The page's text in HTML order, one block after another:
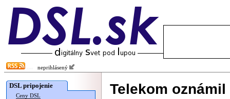
neprihlásený
DSL pripojenie
Ceny DSL
Telekom